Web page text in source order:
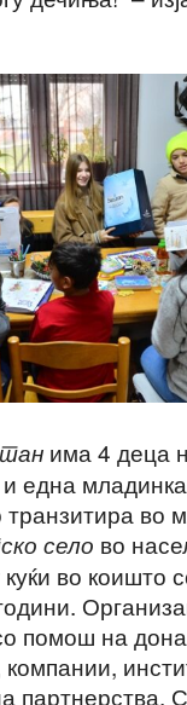
има 4 деца
една
транзитира во
село во
во коишто
помош на
партнерства.